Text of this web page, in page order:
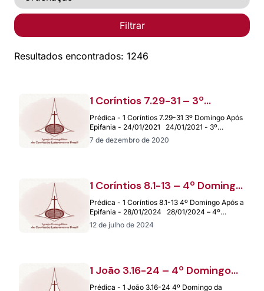
Filtrar
Resultados encontrados: 1246
1 Coríntios 7.29-31 – 3º
Domingo Após Epifania –
24/01/2021
Prédica - 1 Coríntios 7.29-31 3º Domingo Após
Epifania - 24/01/2021 24/01/2021 - 3º
Domingo Após Epifania Pregação: 1…
7 de dezembro de 2020
1 Coríntios 8.1-13 – 4º Domingo
Após a Epifania – 28/01/2024
Prédica - 1 Coríntios 8.1-13 4º Domingo Após a
Epifania - 28/01/2024 28/01/2024 – 4º
Domingo Após a Epifania…
12 de julho de 2024
1 João 3.16-24 – 4º Domingo
da Páscoa – 25/04/2021
Prédica - 1 João 3.16-24 4º Domingo da